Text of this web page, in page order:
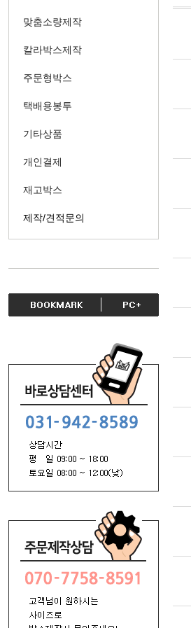
맞춤소량제작
칼라박스제작
주문형박스
택배용봉투
기타상품
개인결제
재고박스
제작/견적문의